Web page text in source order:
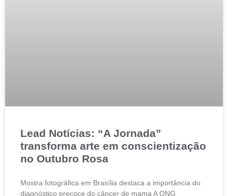
Lead Notícias: “A Jornada”
transforma arte em conscientização
no Outubro Rosa
Mostra fotográfica em Brasília destaca a importância do
diagnóstico precoce do câncer de mama A ONG